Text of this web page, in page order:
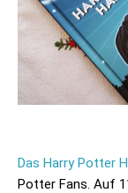
Das Harry Potter
Potter Fans. Auf